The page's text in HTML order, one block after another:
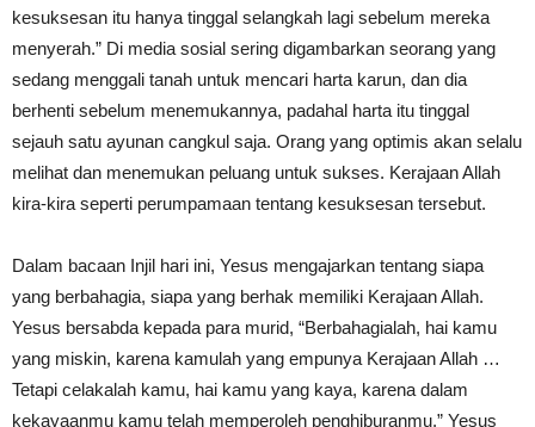
kesuksesan itu hanya tinggal selangkah lagi sebelum mereka
menyerah.” Di media sosial sering digambarkan seorang yang
sedang menggali tanah untuk mencari harta karun, dan dia
berhenti sebelum menemukannya, padahal harta itu tinggal
sejauh satu ayunan cangkul saja. Orang yang optimis akan selalu
melihat dan menemukan peluang untuk sukses. Kerajaan Allah
kira-kira seperti perumpamaan tentang kesuksesan tersebut.
Dalam bacaan Injil hari ini, Yesus mengajarkan tentang siapa
yang berbahagia, siapa yang berhak memiliki Kerajaan Allah.
Yesus bersabda kepada para murid, “Berbahagialah, hai kamu
yang miskin, karena kamulah yang empunya Kerajaan Allah …
Tetapi celakalah kamu, hai kamu yang kaya, karena dalam
kekayaanmu kamu telah memperoleh penghiburanmu.” Yesus